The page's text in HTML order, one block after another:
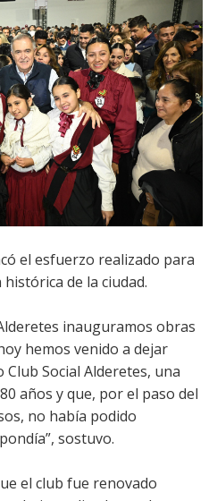
el esfuerzo realizado para
de la ciudad.
inauguramos obras
hemos venido a dejar
Social Alderetes, una
años y que, por el paso del
no había podido
sostuvo.
el club fue renovado